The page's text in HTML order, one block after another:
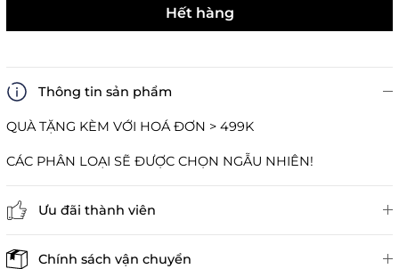
Hết hàng
Thông tin sản phẩm
QUÀ TẶNG KÈM VỚI HOÁ ĐƠN > 499K
CÁC PHÂN LOẠI SẼ ĐƯỢC CHỌN NGẪU NHIÊN!
Ưu đãi thành viên
Chính sách vận chuyển